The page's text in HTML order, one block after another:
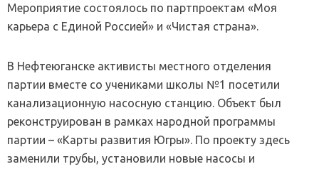
Мероприятие состоялось по партпроектам «Моя
карьера с Единой Россией» и «Чистая страна».
В Нефтеюганске активисты местного отделения
партии вместе со учениками школы №1 посетили
канализационную насосную станцию. Объект был
реконструирован в рамках народной программы
партии – «Карты развития Югры». По проекту здесь
заменили трубы, установили новые насосы и